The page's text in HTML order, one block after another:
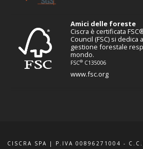
Amici delle foreste
Ciscra è certificata
Council (FSC) si
gestione forestale
mondo.
FSC® C135006
www.fsc.org
CISCRA SPA | P.IVA 00896271004 -